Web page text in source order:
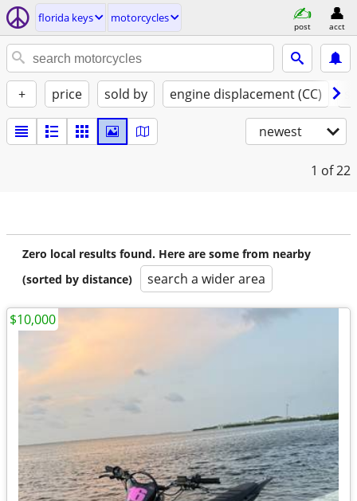
florida keys motorcycles
post acct
+ price sold by engine displacement (CC)
newest
1 of 22
Zero local results found. Here are some from nearby
(sorted by distance)
search a wider area
$10,000